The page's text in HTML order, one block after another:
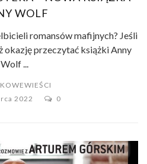
WOLF
romansów mafijnych? Jeśli
okazję przeczytać książki Anny
Wolf ...
2022
0